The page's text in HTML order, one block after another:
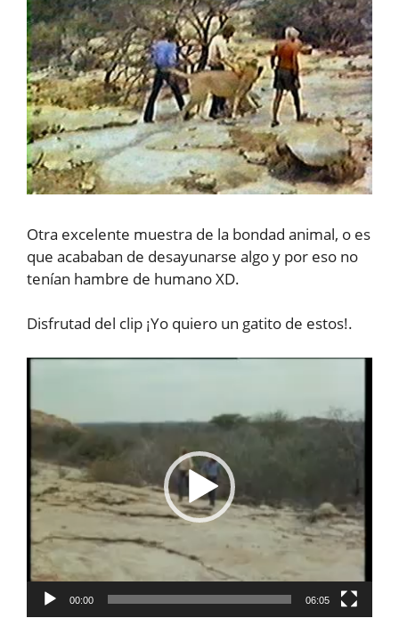
Otra excelente muestra de la bondad animal, o es
que acababan de desayunarse algo y por eso no
tenían hambre de humano XD.
Disfrutad del clip ¡Yo quiero un gatito de estos!.
vídeo
00:00 06:05